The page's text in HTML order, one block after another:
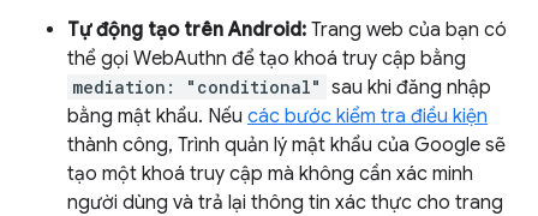
Tự động tạo trên Android: Trang web của bạn có
thể gọi WebAuthn để tạo khoá truy cập bằng
mediation: "conditional" sau khi đăng nhập
bằng mật khẩu. Nếu các bước kiểm tra điều kiện
thành công, Trình quản lý mật khẩu của Google sẽ
tạo một khoá truy cập mà không cần xác minh
người dùng và trả lại thông tin xác thực cho trang